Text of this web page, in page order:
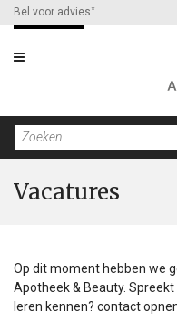
Bel voor advies *
Vacatures
Op dit moment hebben we
Apotheek & Beauty.
leren kennen? contact
Filter